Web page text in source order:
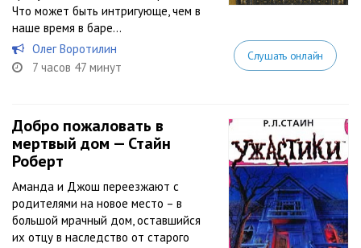
Что может быть интригующе, чем в
наше время в баре...
Олег Воротилин
7 часов 47 минут
Слушать онлайн
Добро пожаловать в
мертвый дом — Стайн
Роберт
Аманда и Джош переезжают с
родителями на новое место – в
большой мрачный дом, оставшийся
их отцу в наследство от старого